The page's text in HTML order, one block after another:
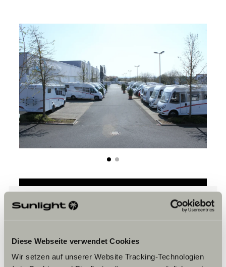
Diese Webseite verwendet Cookies
Wir setzen auf unserer Website Tracking-Technologien
Bitte akzeptiere die Marketing-